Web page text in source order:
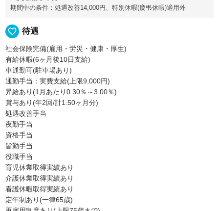
期間中の条件：処遇改善14,000円、特別休暇(慶弔休暇)適用外
favorite_border 待遇
社会保険完備(雇用・労災・健康・厚生)
有給休暇(6ヶ月後10日支給)
車通勤可(駐車場あり)
通勤手当：実費支給(上限9,000円)
昇給あり(1月あたり0.30％～3.00％)
賞与あり(年2回/計1.50ヶ月分)
処遇改善手当
夜勤手当
資格手当
皆勤手当
役職手当
育児休業取得実績あり
介護休業取得実績あり
看護休暇取得実績あり
定年制あり(一律65歳)